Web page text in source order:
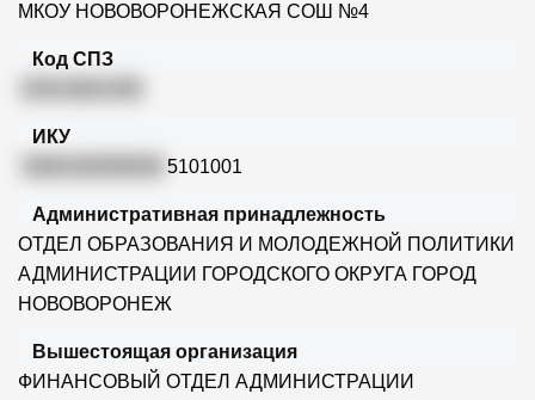
МКОУ НОВОВОРОНЕЖСКАЯ СОШ №4
Код СПЗ
ИКУ
5101001
Административная принадлежность
ОТДЕЛ ОБРАЗОВАНИЯ И МОЛОДЕЖНОЙ ПОЛИТИКИ
АДМИНИСТРАЦИИ ГОРОДСКОГО ОКРУГА ГОРОД
НОВОВОРОНЕЖ
Вышестоящая организация
ФИНАНСОВЫЙ ОТДЕЛ АДМИНИСТРАЦИИ